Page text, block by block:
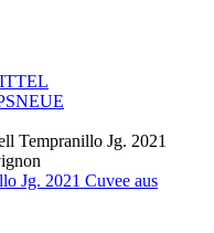
NEUE
Tempranillo Jg. 2021